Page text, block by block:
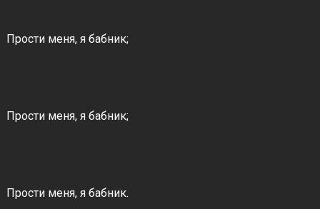
Прости меня, я бабник;
Прости меня, я бабник;
Прости меня, я бабник.